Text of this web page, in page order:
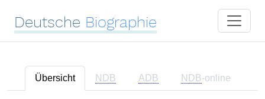
Deutsche Biographie
Übersicht NDB ADB NDB-online